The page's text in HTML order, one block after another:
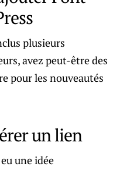
plusieurs
avez peut-être des
pour les nouveautés
un lien
une idée